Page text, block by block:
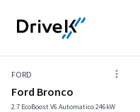
FORD
Ford Bronco
2.7 EcoBoost V6 Automatico 246kW